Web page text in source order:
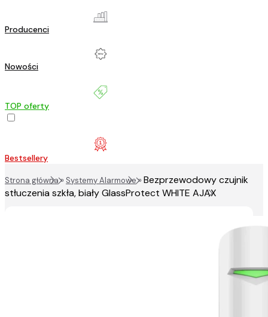
Producenci
Nowości
TOP oferty
Bestsellery
Strona główna» Systemy Alarmowe»Bezprzewodowy czujnik
stłuczenia szkła, biały GlassProtect WHITE AJAX